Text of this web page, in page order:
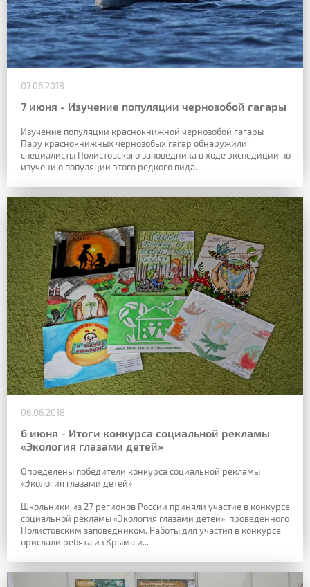
07.06.2018
7 июня - Изучение популяции чернозобой гагары
Изучение популяции краснокнижной чернозобой гагары
Пару краснокнижных чернозобых гагар обнаружили
специалисты Полистовского заповедника в ходе экспедиции по
изучению популяции этого редкого вида.
06.06.2018
6 июня - Итоги конкурса социальной рекламы
«Экология глазами детей»
Определены победители конкурса социальной рекламы
«Экология глазами детей»
Школьники из 27 регионов России приняли участие в конкурсе
социальной рекламы «Экология глазами детей», проведенного
Полистовским заповедником. Работы для участия в конкурсе
прислали ребята из Крыма и...